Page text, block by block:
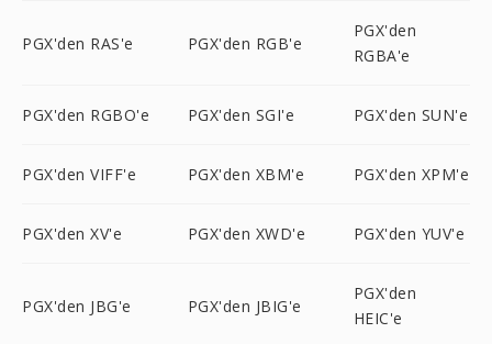
PGX'den RAS'e PGX'den RGB'e
PGX'den
RGBA'e
PGX'den RGBO'e PGX'den SGI'e PGX'den SUN'e
PGX'den VIFF'e PGX'den XBM'e PGX'den XPM'e
PGX'den XV'e PGX'den XWD'e PGX'den YUV'e
PGX'den JBG'e PGX'den JBIG'e
PGX'den
HEIC'e